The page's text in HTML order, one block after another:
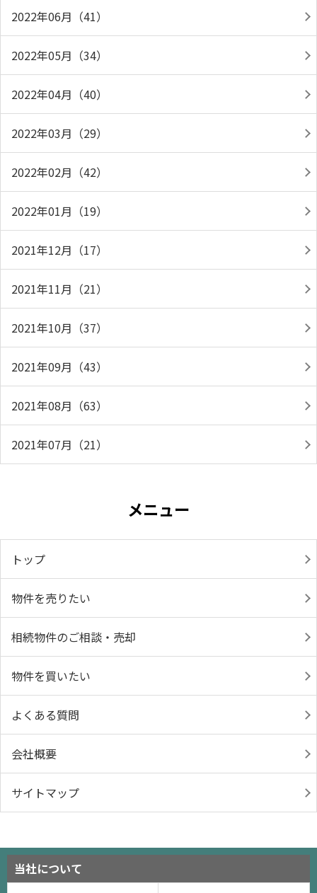
2022年06月（41）
2022年05月（34）
2022年04月（40）
2022年03月（29）
2022年02月（42）
2022年01月（19）
2021年12月（17）
2021年11月（21）
2021年10月（37）
2021年09月（43）
2021年08月（63）
2021年07月（21）
メニュー
トップ
物件を売りたい
相続物件のご相談・売却
物件を買いたい
よくある質問
会社概要
サイトマップ
当社について